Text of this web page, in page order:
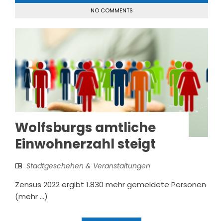
NO COMMENTS
Wolfsburgs amtliche
Einwohnerzahl steigt
Stadtgeschehen & Veranstaltungen
Zensus 2022 ergibt 1.830 mehr gemeldete Personen
(mehr …)